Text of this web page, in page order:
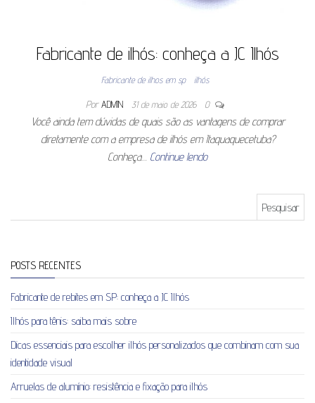
Fabricante de ilhós: conheça a JC Ilhós
Fabricante de ilhos em sp ilhós
Por ADMIN 31 de maio de 2026 0
Você ainda tem dúvidas de quais são as vantagens de comprar
diretamente com a empresa de ilhós em Itaquaquecetuba?
Conheça… Continue lendo
POSTS RECENTES
Fabricante de rebites em SP: conheça a JC Ilhós
Ilhós para tênis: saiba mais sobre
Dicas essenciais para escolher ilhós personalizados que combinam com sua
identidade visual
Arruelas de alumínio: resistência e fixação para ilhós